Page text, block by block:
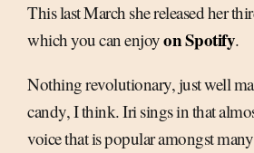
This last March she released her
which you can enjoyon Spotify.
Nothing revolutionary, just well
candy, I think. Iri sings in that
voice that is popular amongst